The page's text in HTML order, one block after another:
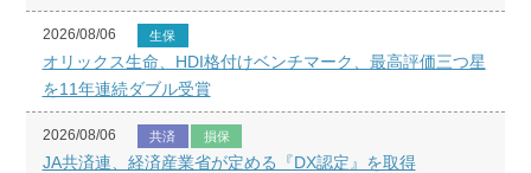
2026/08/06 生保
オリックス生命、HDI格付けベンチマーク、最高評価三つ星
を11年連続ダブル受賞
2026/08/06 共済 損保
JA共済連、経済産業省が定める『DX認定』を取得